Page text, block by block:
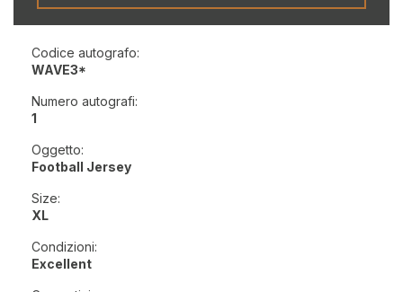
Codice autografo:
WAVE3*
Numero autografi:
1
Oggetto:
Football Jersey
Size:
XL
Condizioni:
Excellent